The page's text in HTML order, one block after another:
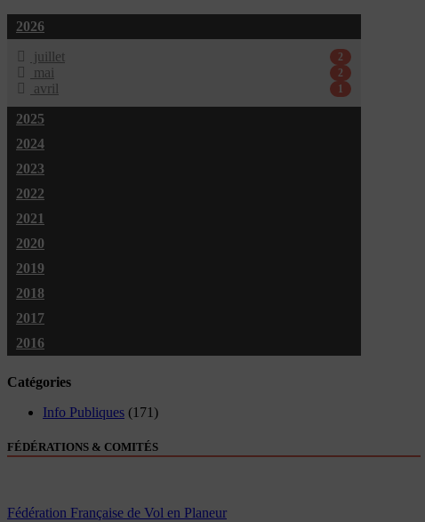
2026
juillet
2
mai 2
avril 1
2025
2024
2023
2022
2021
2020
2019
2018
2017
2016
Catégories
Info Publiques (171)
FÉDÉRATIONS & COMITÉS
Fédération Française de Vol en Planeur